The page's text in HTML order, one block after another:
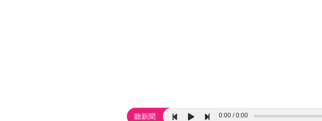
聽新聞 0:00 0:00